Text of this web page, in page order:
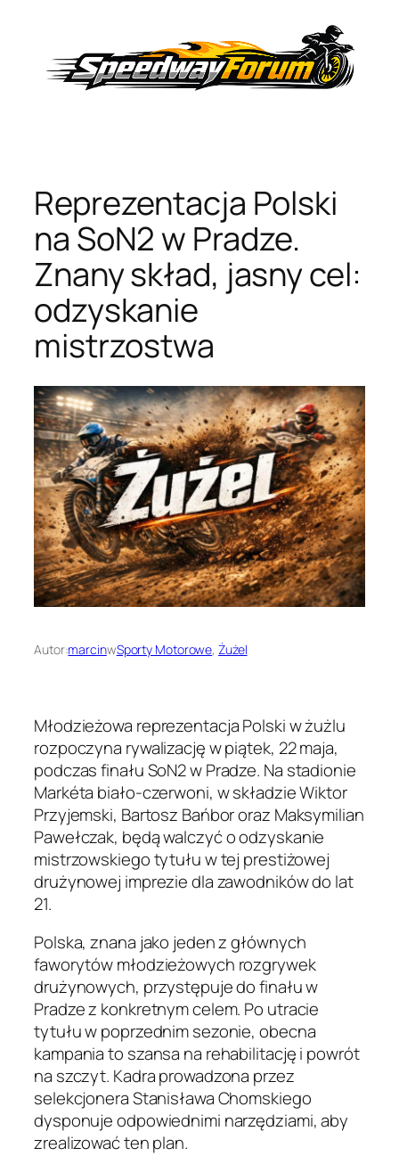
Reprezentacja Polski
na SoN2 w Pradze.
Znany skład, jasny cel:
odzyskanie
mistrzostwa
Autor:marcinwSporty Motorowe, Żużel
Młodzieżowa reprezentacja Polski w żużlu
rozpoczyna rywalizację w piątek, 22 maja,
podczas finału SoN2 w Pradze. Na stadionie
Markéta biało-czerwoni, w składzie Wiktor
Przyjemski, Bartosz Bańbor oraz Maksymilian
Pawełczak, będą walczyć o odzyskanie
mistrzowskiego tytułu w tej prestiżowej
drużynowej imprezie dla zawodników do lat
21.
Polska, znana jako jeden z głównych
faworytów młodzieżowych rozgrywek
drużynowych, przystępuje do finału w
Pradze z konkretnym celem. Po utracie
tytułu w poprzednim sezonie, obecna
kampania to szansa na rehabilitację i powrót
na szczyt. Kadra prowadzona przez
selekcjonera Stanisława Chomskiego
dysponuje odpowiednimi narzędziami, aby
zrealizować ten plan.